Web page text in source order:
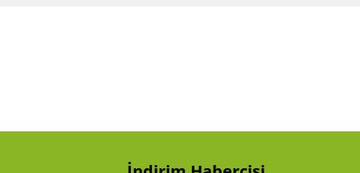
Ürün fiyatı diğer sitelerden daha pahalı.